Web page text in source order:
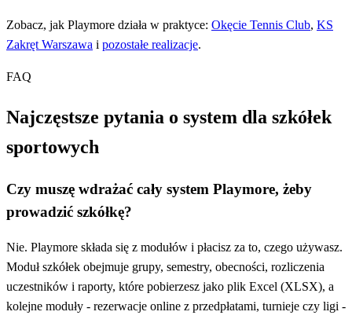
Zobacz, jak Playmore działa w praktyce: Okęcie Tennis Club, KS
Zakręt Warszawa i pozostałe realizacje.
FAQ
Najczęstsze pytania o system dla szkółek
sportowych
Czy muszę wdrażać cały system Playmore, żeby
prowadzić szkółkę?
Nie. Playmore składa się z modułów i płacisz za to, czego używasz.
Moduł szkółek obejmuje grupy, semestry, obecności, rozliczenia
uczestników i raporty, które pobierzesz jako plik Excel (XLSX), a
kolejne moduły - rezerwacje online z przedpłatami, turnieje czy ligi -